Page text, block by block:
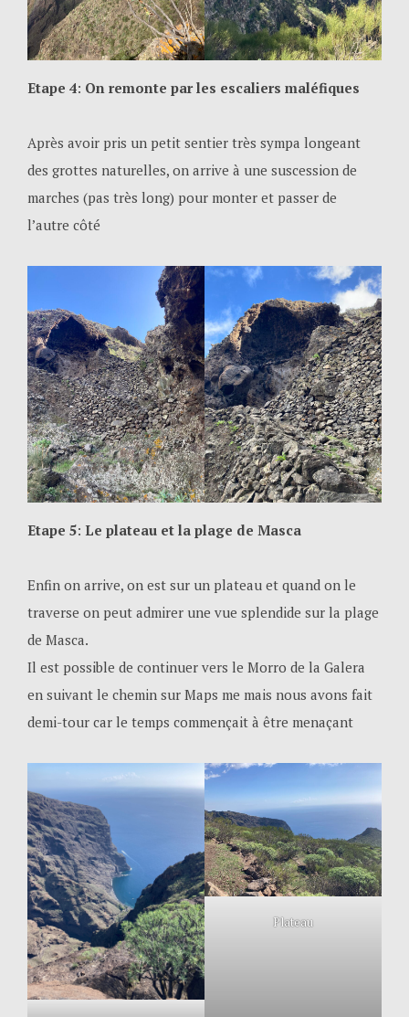
Etape 4: On remonte par les escaliers maléfiques
Après avoir pris un petit sentier très sympa longeant
des grottes naturelles, on arrive à une suscession de
marches (pas très long) pour monter et passer de
l’autre côté
Etape 5: Le plateau et la plage de Masca
Enfin on arrive, on est sur un plateau et quand on le
traverse on peut admirer une vue splendide sur la plage
de Masca.
Il est possible de continuer vers le Morro de la Galera
en suivant le chemin sur Maps me mais nous avons fait
demi-tour car le temps commençait à être menaçant
Plateau